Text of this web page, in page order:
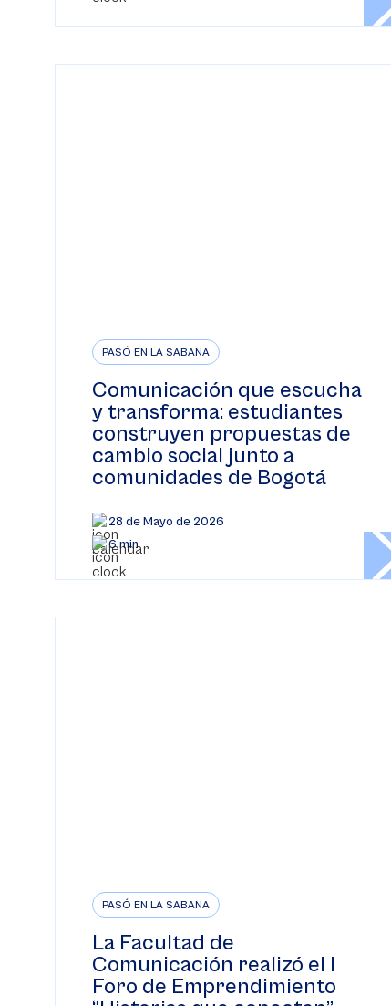
PASÓ EN LA SABANA
Comunicación que escucha
y transforma: estudiantes
construyen propuestas de
cambio social junto a
comunidades de Bogotá
28 de Mayo de 2026
6 min
PASÓ EN LA SABANA
La Facultad de
Comunicación realizó el I
Foro de Emprendimiento